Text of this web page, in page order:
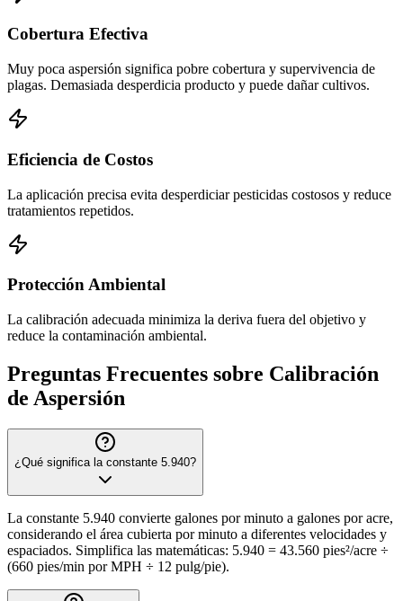
Cobertura Efectiva
Muy poca aspersión significa pobre cobertura y supervivencia de
plagas. Demasiada desperdicia producto y puede dañar cultivos.
Eficiencia de Costos
La aplicación precisa evita desperdiciar pesticidas costosos y reduce
tratamientos repetidos.
Protección Ambiental
La calibración adecuada minimiza la deriva fuera del objetivo y
reduce la contaminación ambiental.
Preguntas Frecuentes sobre Calibración
de Aspersión
¿Qué significa la constante 5.940?
La constante 5.940 convierte galones por minuto a galones por acre,
considerando el área cubierta por minuto a diferentes velocidades y
espaciados. Simplifica las matemáticas: 5.940 = 43.560 pies²/acre ÷
(660 pies/min por MPH ÷ 12 pulg/pie).